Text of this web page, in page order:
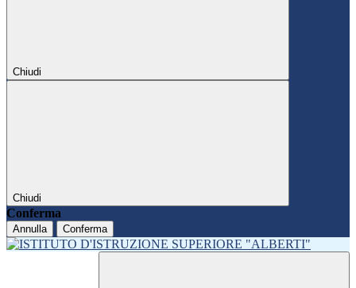
Chiudi
Chiudi
Conferma
Annulla Conferma